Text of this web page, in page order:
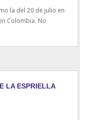
la del 20 de julio en
Colombia. No
LA ESPRIELLA